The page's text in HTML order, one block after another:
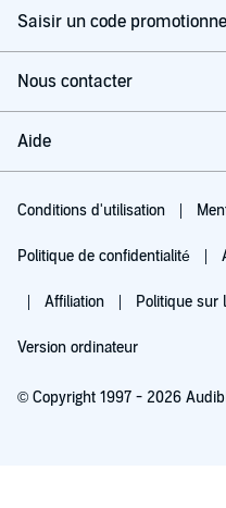
Saisir un code
Nous contacter
Aide
Conditions d'utilisation
Politique de confidentialité
Affiliation Politique sur
Version ordinateur
© Copyright 1997 - 2026